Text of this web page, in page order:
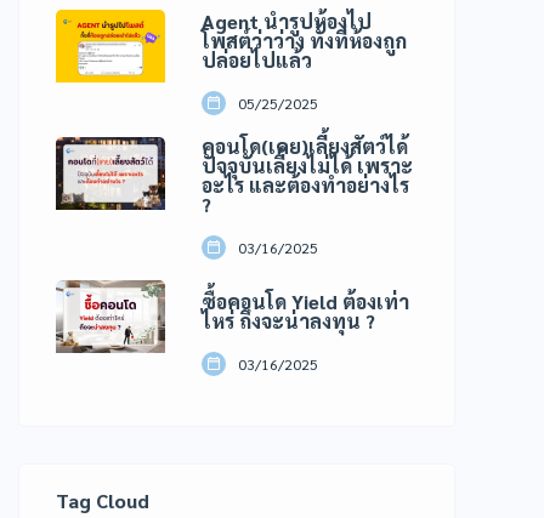
Agent นำรูปห้องไป
โพสต์ว่าว่าง ทั้งที่ห้องถูก
ปล่อยไปแล้ว
05/25/2025
คอนโด(เคย)เลี้ยงสัตว์ได้
ปัจจุบันเลี้ยงไม่ได้ เพราะ
อะไร และต้องทำอย่างไร
?
03/16/2025
ซื้อคอนโด Yield ต้องเท่า
ไหร่ ถึงจะน่าลงทุน ?
03/16/2025
Tag Cloud